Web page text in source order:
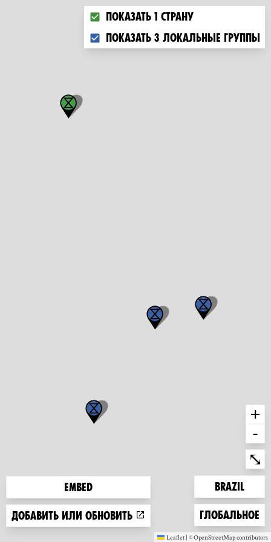
Choose what you want to display on
Показать 1 страну
Показать 3 локальные группы
Embed
Добавить или обновить
+
-
⤡
Zoom to
Brazil
Zoom to
Глобальное
Leaflet | ©OpenStreetMapcontributors